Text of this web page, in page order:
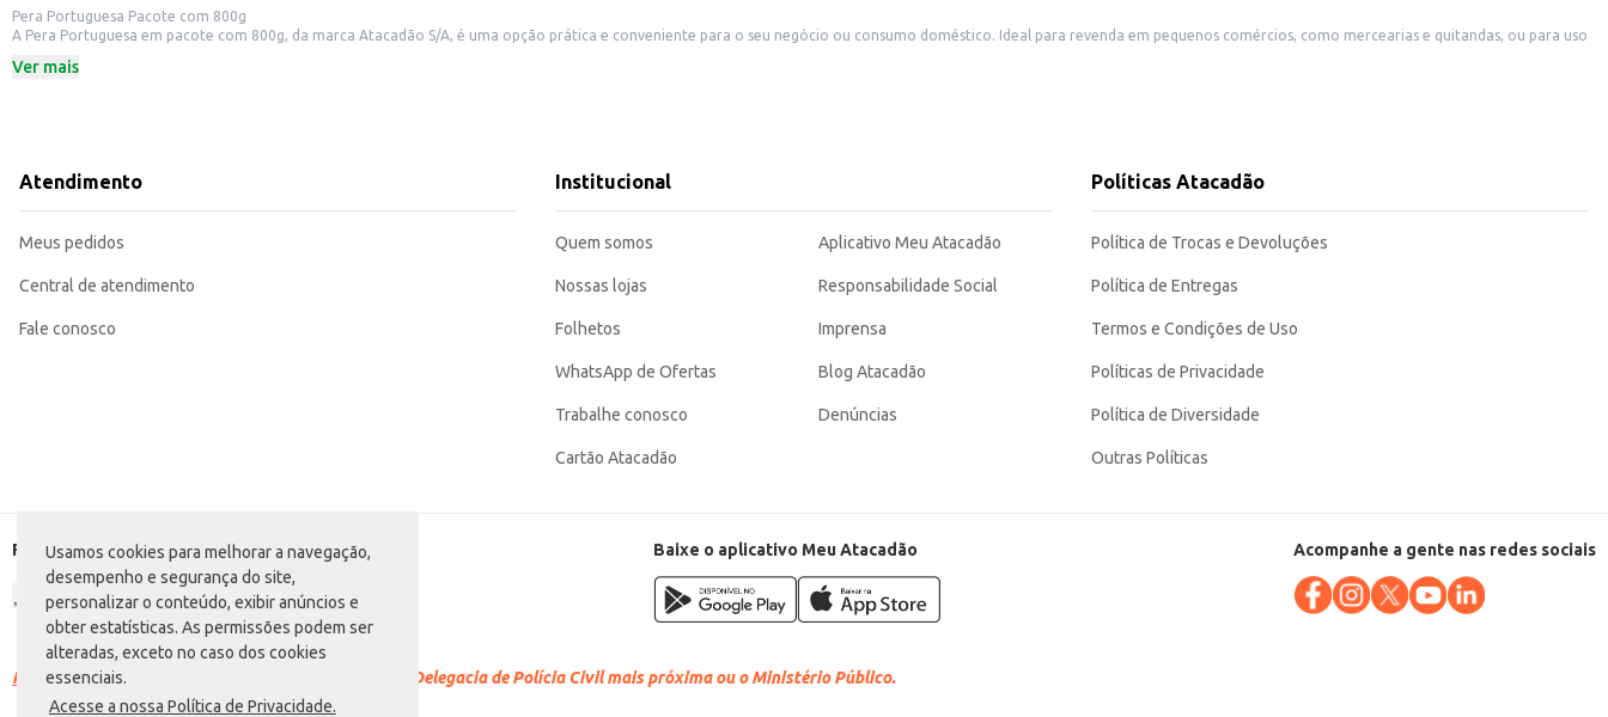
Usamos cookies para melhorar a navegação,
desempenho e segurança do site,
personalizar o conteúdo, exibir anúncios e
obter estatísticas. As permissões podem ser
alteradas, exceto no caso dos cookies
essenciais.
Acesse a nossa Política de Privacidade.
Pera Portuguesa Pacote com 800g
A Pera Portuguesa em pacote com 800g, da marca Atacadão S/A, é uma opção prática e conveniente para o seu negócio ou consumo doméstico. Ideal para revenda em pequenos comércios, como mercearias e quitandas, ou para uso
Pacote com 800g
Perfeita para sobremesas e compotas.
Excelente opção para o preparo de sucos e vitaminas.
Ver mais
Atendimento
Meus pedidos
Central de atendimento
Fale conosco
Institucional
Quem somos
Nossas lojas
Folhetos
WhatsApp de Ofertas
Trabalhe conosco
Cartão Atacadão
Aplicativo Meu Atacadão
Responsabilidade Social
Imprensa
Blog Atacadão
Denúncias
Políticas Atacadão
Política de Trocas e Devoluções
Política de Entregas
Termos e Condições de Uso
Políticas de Privacidade
Política de Diversidade
Outras Políticas
Formas de pagamento Baixe o aplicativo Meu Atacadão Acompanhe a gente nas redes sociais
Racismo é crime. Denuncie. Disque 100 ou procure a Delegacia de Polícia Civil mais próxima ou o Ministério Público.